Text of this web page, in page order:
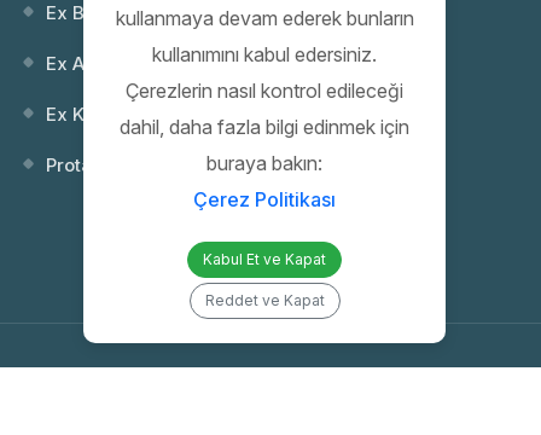
Ex Buatlar
Ex Anahtarlar
Ex Kontrol (Kumanda) Kutuları
Protaş 35. Yıl Gala Gecesi
kullanmaya devam ederek bunların
kullanımını kabul edersiniz.
Çerezlerin nasıl kontrol edileceği
dahil, daha fazla bilgi edinmek için
buraya bakın:
Çerez Politikası
Kabul Et ve Kapat
Reddet ve Kapat